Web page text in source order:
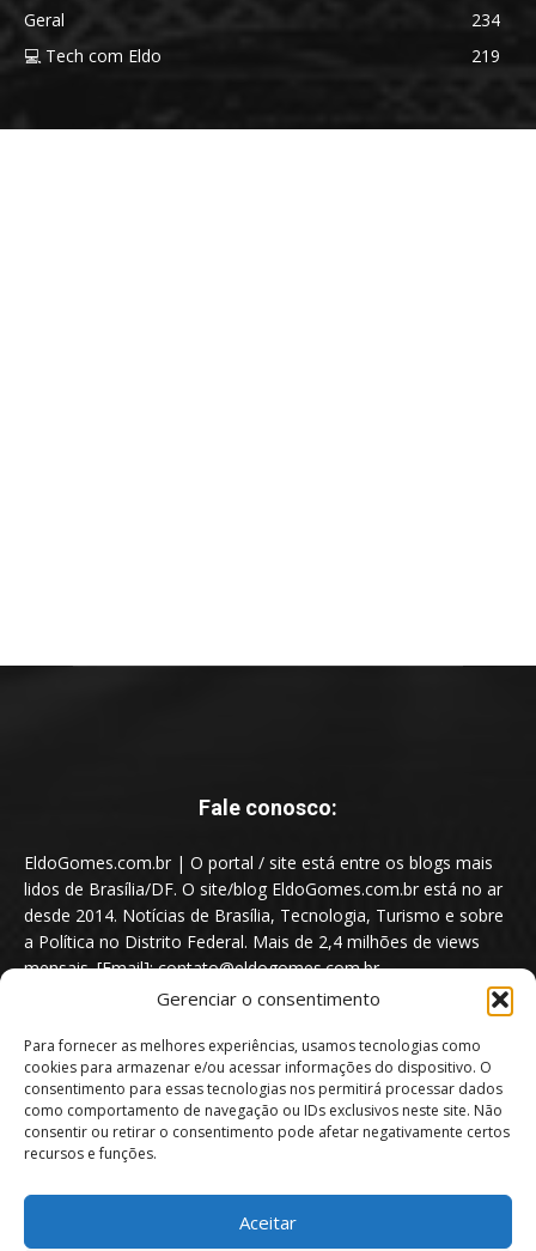
Gerenciar o consentimento
Para fornecer as melhores experiências, usamos tecnologias como
cookies para armazenar e/ou acessar informações do dispositivo. O
consentimento para essas tecnologias nos permitirá processar dados
como comportamento de navegação ou IDs exclusivos neste site. Não
consentir ou retirar o consentimento pode afetar negativamente certos
recursos e funções.
Aceitar
Geral
234
💻 Tech com Eldo
219
Fale conosco:
EldoGomes.com.br | O portal / site está entre os blogs mais
lidos de Brasília/DF. O site/blog EldoGomes.com.br está no ar
desde 2014. Notícias de Brasília, Tecnologia, Turismo e sobre
a Política no Distrito Federal. Mais de 2,4 milhões de views
mensais. [Email]: contato@eldogomes.com.br